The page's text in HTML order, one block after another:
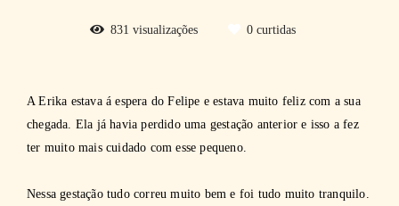
831 visualizações 0 curtidas
A Erika estava á espera do Felipe e estava muito feliz com a sua
chegada. Ela já havia perdido uma gestação anterior e isso a fez
ter muito mais cuidado com esse pequeno.
Nessa gestação tudo correu muito bem e foi tudo muito tranquilo.